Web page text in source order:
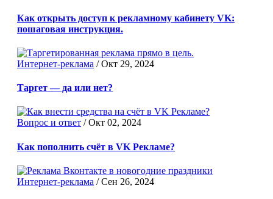
Как открыть доступ к рекламному кабинету VK:
пошаговая инструкция.
Интернет-реклама /Окт 29, 2024
Таргет — да или нет?
Вопрос и ответ /Окт 02, 2024
Как пополнить счёт в VK Рекламе?
Интернет-реклама /Сен 26, 2024